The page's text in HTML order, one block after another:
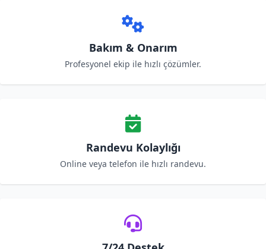
Bakım & Onarım
Profesyonel ekip ile hızlı çözümler.
Randevu Kolaylığı
Online veya telefon ile hızlı randevu.